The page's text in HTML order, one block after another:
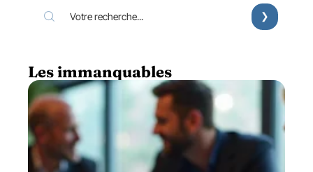
Les immanquables